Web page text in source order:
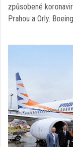
způsobené
Prahou a Orly.